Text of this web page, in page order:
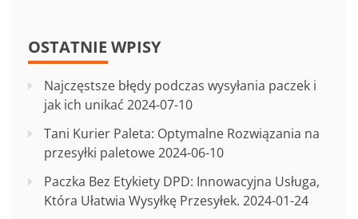
OSTATNIE WPISY
Najczęstsze błędy podczas wysyłania paczek i
jak ich unikać 2024-07-10
Tani Kurier Paleta: Optymalne Rozwiązania na
przesyłki paletowe2024-06-10
Paczka Bez Etykiety DPD: Innowacyjna Usługa,
Która Ułatwia Wysyłkę Przesyłek. 2024-01-24